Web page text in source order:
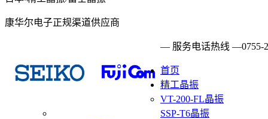
康华尔电子正规渠道供应商
— 服务电话热线 —0755-
首页
精工晶振
VT-200-FL晶振
SSP-T6晶振